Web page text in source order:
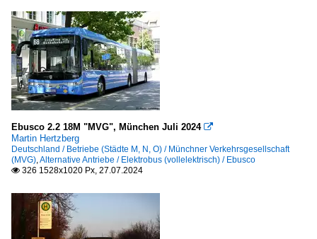
Mercedes-Benz O 530 II (Citaro Facelift)
Mercedes-Benz O 530 III (Citaro 2. Generation)
Solaris Urbino
Deutschland
Regionen
Oberbayern
Süddeutschland
Städte A - C
Berlin
2024
2025
Ebusco 2.2 18M "MVG", München Juli 2024 
Martin Hertzberg
Deutschland / Betriebe (Städte M, N, O) / Münchner Verkehrsgesellschaft
(MVG),Alternative Antriebe / Elektrobus (vollelektrisch) / Ebusco
 326 1528x1020 Px, 27.07.2024